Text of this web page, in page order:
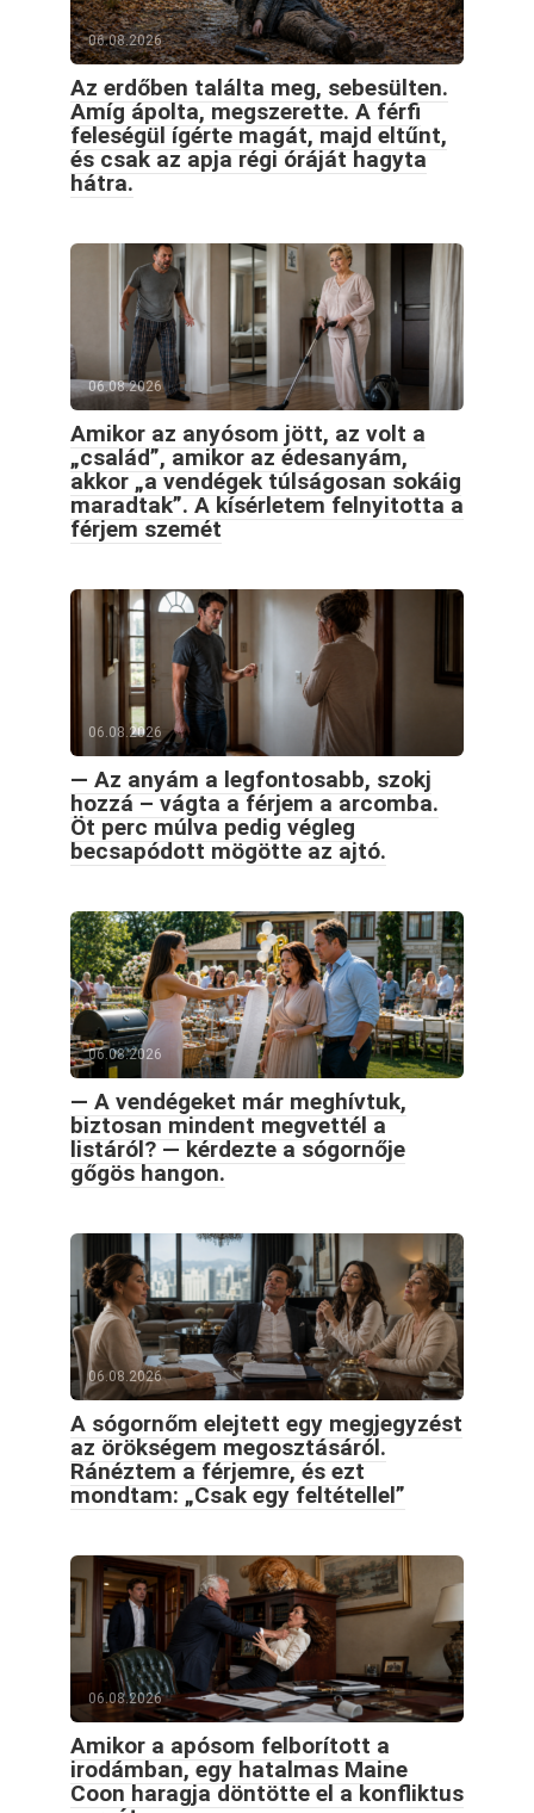
06.08.2026
Az erdőben találta meg, sebesülten.
Amíg ápolta, megszerette. A férfi
feleségül ígérte magát, majd eltűnt,
és csak az apja régi óráját hagyta
hátra.
06.08.2026
Amikor az anyósom jött, az volt a
„család”, amikor az édesanyám,
akkor „a vendégek túlságosan sokáig
maradtak”. A kísérletem felnyitotta a
férjem szemét
06.08.2026
— Az anyám a legfontosabb, szokj
hozzá – vágta a férjem a arcomba.
Öt perc múlva pedig végleg
becsapódott mögötte az ajtó.
06.08.2026
— A vendégeket már meghívtuk,
biztosan mindent megvettél a
listáról? — kérdezte a sógornője
gőgös hangon.
06.08.2026
A sógornőm elejtett egy megjegyzést
az örökségem megosztásáról.
Ránéztem a férjemre, és ezt
mondtam: „Csak egy feltétellel”
06.08.2026
Amikor a apósom felborított a
irodámban, egy hatalmas Maine
Coon haragja döntötte el a konfliktus